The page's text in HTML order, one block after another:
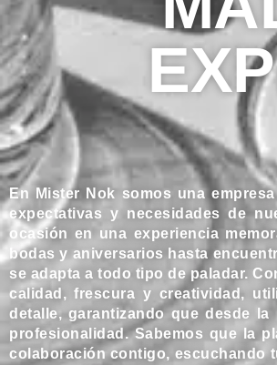
En Mister Nok somos una
expectativas y necesidades de
ocasión en una experiencia
bodas y aniversarios hasta
se adapta a todo tipo de paladar.
calidad, frescura y creatividad,
detalle, garantizando que desde
profesionalidad. Sabemos que la
colaboración contigo, escuchando